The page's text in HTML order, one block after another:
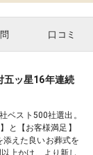
口コミ
五ッ星16年連続
ベスト500社選出。
と【お客様満足】
えた良いお葬式を
上かけ、より新し